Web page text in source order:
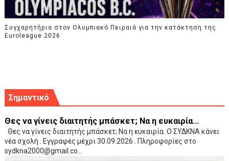
Συγχαρητήρια στον Ολυμπιακό Πειραιά για την κατάκτηση της
Εuroleague 2026
Σημαντικό
Θες να γίνεις διαιτητής μπάσκετ; Να η ευκαιρία...
Θες να γίνεις διαιτητής μπάσκετ; Να η ευκαιρία. Ο ΣΥΔΚΝΑ κάνει
νέα σχολή . Εγγραφές μέχρι 30.09.2026 . Πληροφορίες στο
sydkna2000@gmail.co...